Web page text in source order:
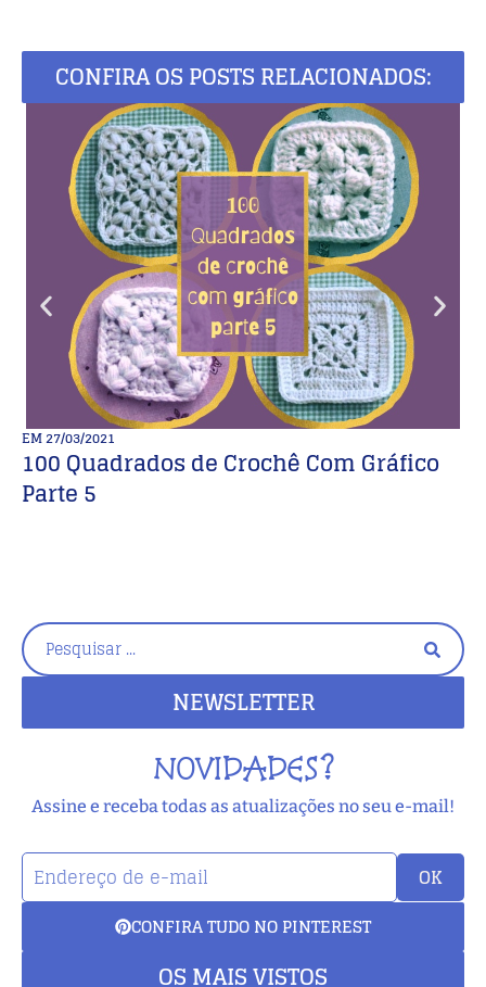
CONFIRA OS POSTS RELACIONADOS:
EM27/03/2021
100 Quadrados de Crochê Com Gráfico
Parte 5
NEWSLETTER
NOVIDADES?
Assine e receba todas as atualizações no seu e-mail!
OK
CONFIRA TUDO NO PINTEREST
OS MAIS VISTOS